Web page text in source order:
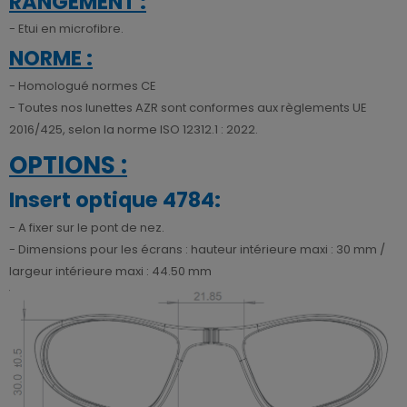
- Etui en microfibre.
NORME :
- Homologué normes CE
- Toutes nos lunettes AZR sont conformes aux règlements UE
2016/425, selon la norme ISO 12312.1 : 2022.
OPTIONS :
Insert optique 4784:
- A fixer sur le pont de nez.
- Dimensions pour les écrans : hauteur intérieure maxi : 30 mm /
largeur intérieure maxi : 44.50 mm